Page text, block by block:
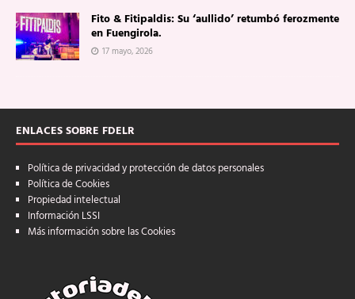
Fito & Fitipaldis: Su ‘aullido’ retumbó ferozmente
en Fuengirola.
17 mayo, 2026
ENLACES SOBRE FDELR
Política de privacidad y protección de datos personales
Política de Cookies
Propiedad intelectual
Información LSSI
Más información sobre las Cookies